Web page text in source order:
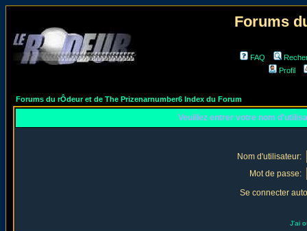
Forums
FAQ
Profil
Forums du rÔdeur et de The Prizenarnumber6 Index du Forum
Veuillez entrer votre nom
Nom d'utilisateur:
Mot de passe:
Se connecter
J'ai